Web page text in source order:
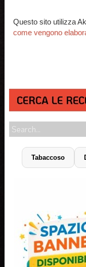
Questo sito utilizza
come vengono
CERCA LE
Tabaccoso